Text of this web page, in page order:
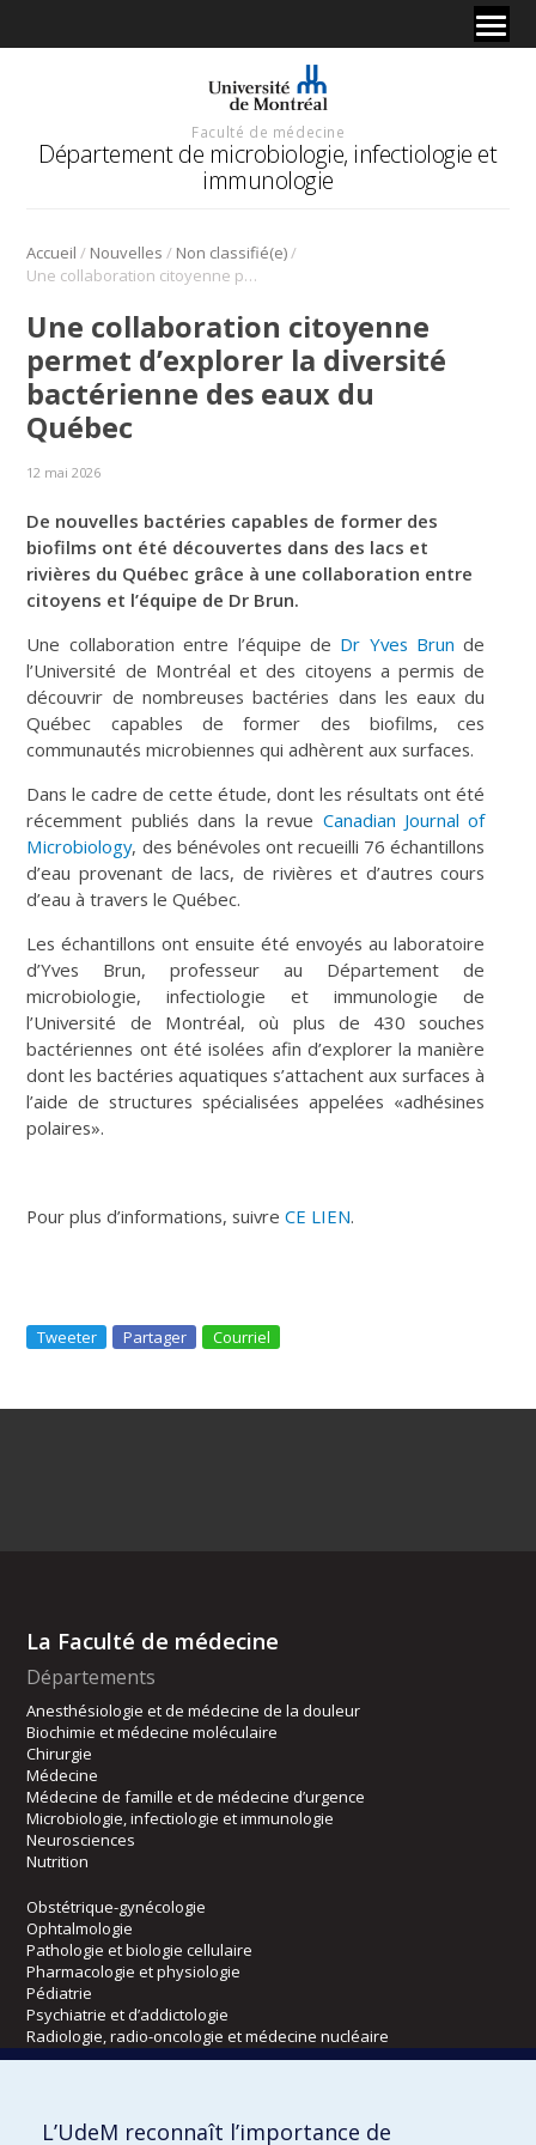
Faculté de médecine
Département de microbiologie, infectiologie et
immunologie
Accueil / Nouvelles / Non classifié(e)/
Une collaboration citoyenne permet d’explorer la diversité bactérienne des eaux du Québec
Une collaboration citoyenne
permet d’explorer la diversité
bactérienne des eaux du
Québec
12 mai 2026
De nouvelles bactéries capables de former des
biofilms ont été découvertes dans des lacs et
rivières du Québec grâce à une collaboration entre
citoyens et l’équipe de Dr Brun.
Une collaboration entre l’équipe de Dr Yves Brun de
l’Université de Montréal et des citoyens a permis de
découvrir de nombreuses bactéries dans les eaux du
Québec capables de former des biofilms, ces
communautés microbiennes qui adhèrent aux surfaces.
Dans le cadre de cette étude, dont les résultats ont été
récemment publiés dans la revue Canadian Journal of
Microbiology, des bénévoles ont recueilli 76 échantillons
d’eau provenant de lacs, de rivières et d’autres cours
d’eau à travers le Québec.
Les échantillons ont ensuite été envoyés au laboratoire
d’Yves Brun, professeur au Département de
microbiologie, infectiologie et immunologie de
l’Université de Montréal, où plus de 430 souches
bactériennes ont été isolées afin d’explorer la manière
dont les bactéries aquatiques s’attachent aux surfaces à
l’aide de structures spécialisées appelées «adhésines
polaires».
Pour plus d’informations, suivreCE LIEN.
Tweeter Partager Courriel
La Faculté de médecine
Départements
Anesthésiologie et de médecine de la douleur
Biochimie et médecine moléculaire
Chirurgie
Médecine
Médecine de famille et de médecine d’urgence
Microbiologie, infectiologie et immunologie
Neurosciences
Nutrition
Obstétrique-gynécologie
Ophtalmologie
Pathologie et biologie cellulaire
Pharmacologie et physiologie
Pédiatrie
Psychiatrie et d’addictologie
Radiologie, radio-oncologie et médecine nucléaire
L’UdeM reconnaît l’importance de